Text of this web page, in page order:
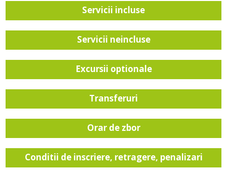
Servicii incluse
Servicii neincluse
Excursii optionale
Transferuri
Orar de zbor
Conditii de inscriere, retragere, penalizari